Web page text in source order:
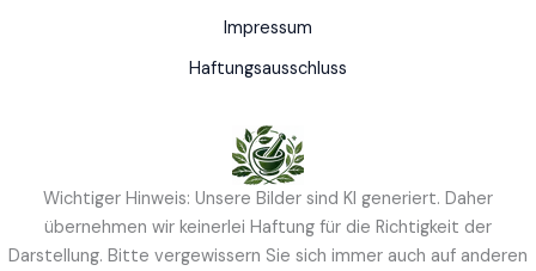
Impressum
Haftungsausschluss
Wichtiger Hinweis: Unsere Bilder sind KI generiert. Daher
übernehmen wir keinerlei Haftung für die Richtigkeit der
Darstellung. Bitte vergewissern Sie sich immer auch auf anderen